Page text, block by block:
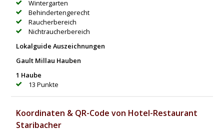
Wintergarten
Behindertengerecht
Raucherbereich
Nichtraucherbereich
Lokalguide Auszeichnungen
Gault Millau Hauben
1 Haube
13 Punkte
Koordinaten & QR-Code von Hotel-Restaurant
Staribacher